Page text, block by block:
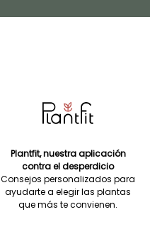
Plantfit, nuestra aplicación
contra el desperdicio
Consejos personalizados para
ayudarte a elegir las plantas
que más te convienen.